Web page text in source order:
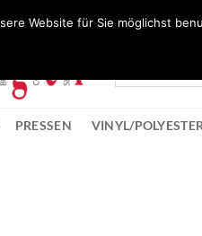
PRESSEN VINYL/POLYESTER
Website für Sie möglichst